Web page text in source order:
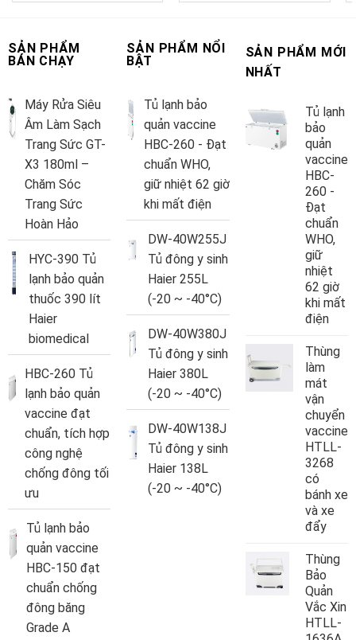
SẢN PHẨM
BÁN CHẠY
Máy Rửa Siêu
Âm Làm Sạch
Trang Sức GT-
X3 180ml –
Chăm Sóc
Trang Sức
Hoàn Hảo
HYC-390 Tủ
lạnh bảo quản
thuốc 390 lít
Haier
biomedical
HBC-260 Tủ
lạnh bảo quản
vaccine đạt
chuẩn, tích hợp
công nghệ
chống đông tối
ưu
Tủ lạnh bảo
quản vaccine
HBC-150 đạt
chuẩn chống
đông băng
Grade A
SẢN PHẨM NỔI
BẬT
Tủ lạnh bảo
quản vaccine
HBC-260 - Đạt
chuẩn WHO,
giữ nhiệt 62 giờ
khi mất điện
DW-40W255J
Tủ đông y sinh
Haier 255L
(-20 ~ -40°C)
DW-40W380J
Tủ đông y sinh
Haier 380L
(-20 ~ -40°C)
DW-40W138J
Tủ đông y sinh
Haier 138L
(-20 ~ -40°C)
SẢN PHẨM MỚI
NHẤT
Tủ lạnh
bảo
quản
vaccine
HBC-
260 -
Đạt
chuẩn
WHO,
giữ
nhiệt
62 giờ
khi mất
điện
Thùng
làm
mát
vận
chuyển
vaccine
HTLL-
3268
có
bánh xe
và xe
đẩy
Thùng
Bảo
Quản
Vắc Xin
HTLL-